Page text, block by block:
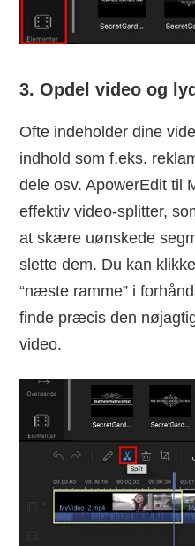
3. Opdel video og
Ofte indeholder dine
indhold som f.eks.
dele osv. ApowerEdit til
effektiv video-splitter,
at skære uønskede
slette dem. Du kan
“næste ramme” i
finde præcis den
video.